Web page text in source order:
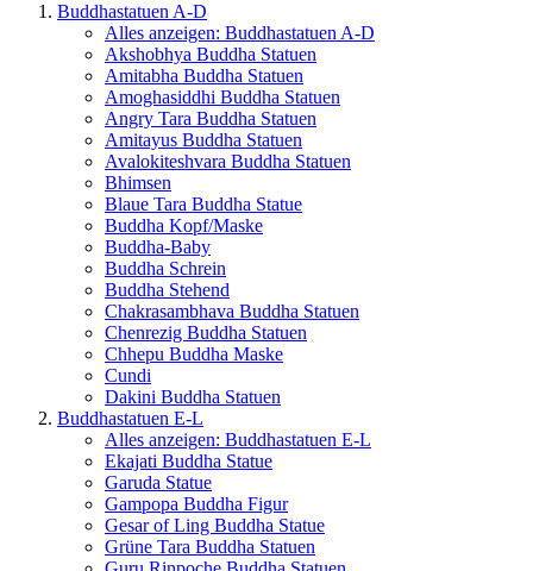
Buddhastatuen A-D
Alles anzeigen: Buddhastatuen A-D
Akshobhya Buddha Statuen
Amitabha Buddha Statuen
Amoghasiddhi Buddha Statuen
Angry Tara Buddha Statuen
Amitayus Buddha Statuen
Avalokiteshvara Buddha Statuen
Bhimsen
Blaue Tara Buddha Statue
Buddha Kopf/Maske
Buddha-Baby
Buddha Schrein
Buddha Stehend
Chakrasambhava Buddha Statuen
Chenrezig Buddha Statuen
Chhepu Buddha Maske
Cundi
Dakini Buddha Statuen
Buddhastatuen E-L
Alles anzeigen: Buddhastatuen E-L
Ekajati Buddha Statue
Garuda Statue
Gampopa Buddha Figur
Gesar of Ling Buddha Statue
Grüne Tara Buddha Statuen